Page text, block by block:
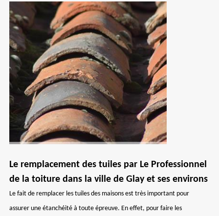
Le remplacement des tuiles par Le Professionnel
de la toiture dans la ville de Glay et ses environs
Le fait de remplacer les tuiles des maisons est très important pour
assurer une étanchéité à toute épreuve. En effet, pour faire les